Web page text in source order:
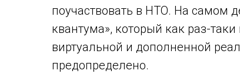
поучаствовать в НТО. На самом
квантума», который как раз-
виртуальной и дополненной
предопределено.